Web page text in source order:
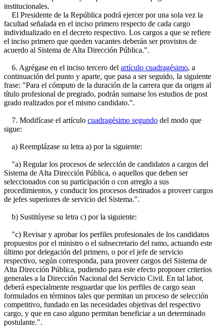
institucionales.
El Presidente de la República podrá ejercer por una sola vez la
facultad señalada en el inciso primero respecto de cada cargo
individualizado en el decreto respectivo. Los cargos a que se refiere
el inciso primero que queden vacantes deberán ser provistos de
acuerdo al Sistema de Alta Dirección Pública.".
6. Agrégase en el inciso tercero del artículo cuadragésimo, a
continuación del punto y aparte, que pasa a ser seguido, la siguiente
frase: "Para el cómputo de la duración de la carrera que da origen al
título profesional de pregrado, podrán sumarse los estudios de post
grado realizados por el mismo candidato.".
7. Modifícase el artículo cuadragésimo segundo del modo que
sigue:
a) Reemplázase su letra a) por la siguiente:
"a) Regular los procesos de selección de candidatos a cargos del
Sistema de Alta Dirección Pública, o aquellos que deben ser
seleccionados con su participación o con arreglo a sus
procedimientos, y conducir los procesos destinados a proveer cargos
de jefes superiores de servicio del Sistema.".
b) Sustitúyese su letra c) por la siguiente:
"c) Revisar y aprobar los perfiles profesionales de los candidatos
propuestos por el ministro o el subsecretario del ramo, actuando este
último por delegación del primero, o por el jefe de servicio
respectivo, según corresponda, para proveer cargos del Sistema de
Alta Dirección Pública, pudiendo para este efecto proponer criterios
generales a la Dirección Nacional del Servicio Civil. En tal labor,
deberá especialmente resguardar que los perfiles de cargo sean
formulados en términos tales que permitan un proceso de selección
competitivo, fundado en las necesidades objetivas del respectivo
cargo, y que en caso alguno permitan beneficiar a un determinado
postulante.".